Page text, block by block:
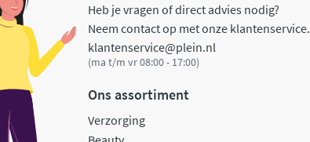
Heb je vragen of direct advies nodig?
Neem contact op met onze klantenservice.
klantenservice@plein.nl
(ma t/m vr 08:00 - 17:00)
Ons assortiment
Verzorging